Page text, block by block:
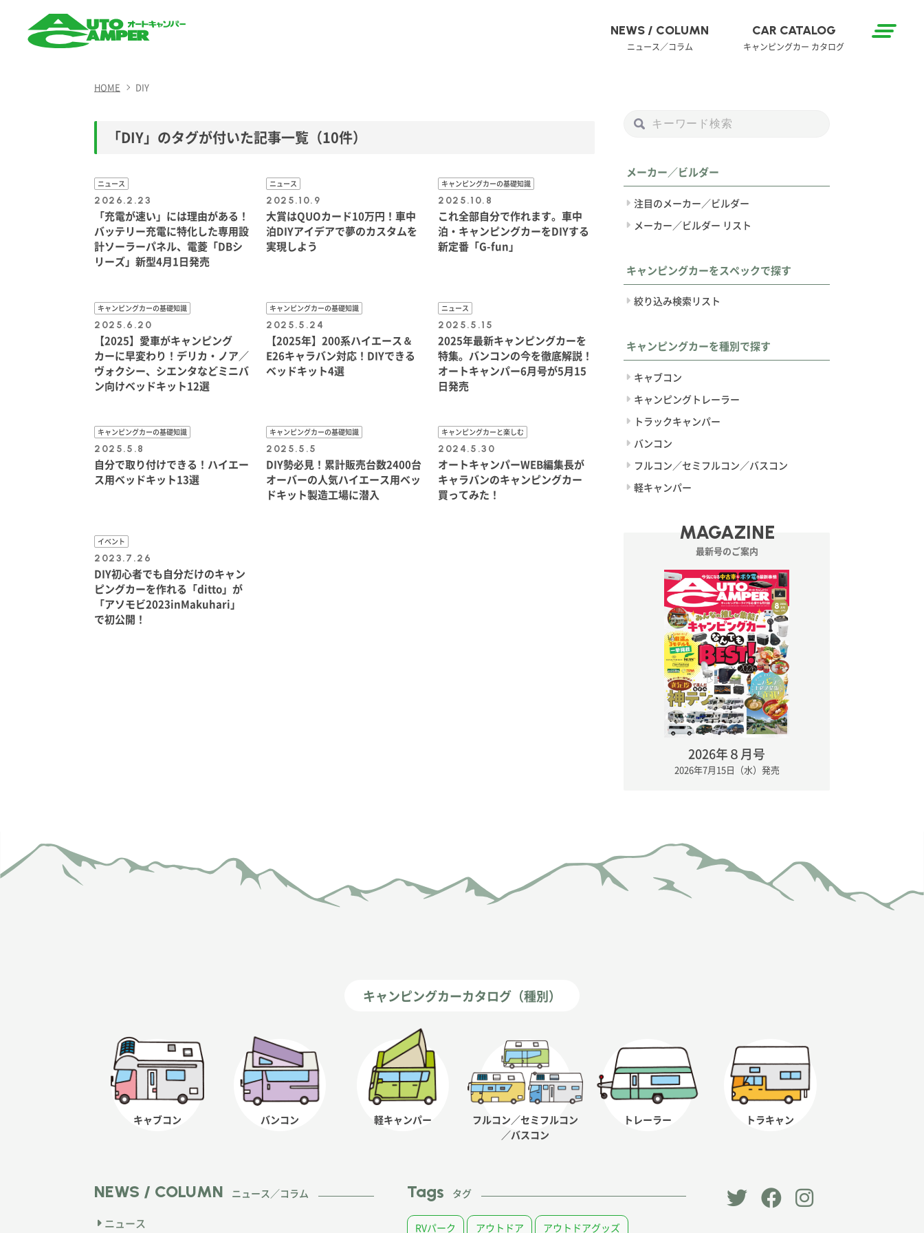
キャンパー）
NEWS / COLUMN
ニュース／コラム
CAR CATALOG
キャンピングカー カタログ
HOME DIY
「DIY」のタグが付いた記事一覧 （10件）
ニュース
2026.2.23
「充電が速い」には理由がある！
バッテリー充電に特化した専用設
計ソーラーパネル、電菱「DBシ
リーズ」新型4月1日発売
ニュース
2025.10.9
大賞はQUOカード10万円！車中
泊DIYアイデアで夢のカスタムを
実現しよう
キャンピングカーの基礎知識
2025.10.8
これ全部自分で作れます。車中
泊・キャンピングカーをDIYする
新定番「G-fun」
キャンピングカーの基礎知識
2025.6.20
【2025】愛車がキャンピング
カーに早変わり！デリカ・ノア／
ヴォクシー、シエンタなどミニバ
ン向けベッドキット12選
キャンピングカーの基礎知識
2025.5.24
【2025年】200系ハイエース＆
E26キャラバン対応！DIYできる
ベッドキット4選
ニュース
2025.5.15
2025年最新キャンピングカーを
特集。バンコンの今を徹底解説！
オートキャンパー6月号が5月15
日発売
キャンピングカーの基礎知識
2025.5.8
自分で取り付けできる！ハイエー
ス用ベッドキット13選
キャンピングカーの基礎知識
2025.5.5
DIY勢必見！累計販売台数2400台
オーバーの人気ハイエース用ベッ
ドキット製造工場に潜入
キャンピングカーと楽しむ
2024.5.30
オートキャンパーWEB編集長が
キャラバンのキャンピングカー
買ってみた！
イベント
2023.7.26
DIY初心者でも自分だけのキャン
ピングカーを作れる「ditto」が
「アソモビ2023inMakuhari」
で初公開！
メーカー／ビルダー
注目のメーカー／ビルダー
メーカー／ビルダー リスト
キャンピングカーをスペックで探す
絞り込み検索リスト
キャンピングカーを種別で探す
キャブコン
キャンピングトレーラー
トラックキャンパー
バンコン
フルコン／セミフルコン／バスコン
軽キャンパー
MAGAZINE
最新号のご案内
2026年８月号
2026年7月15日（水）発売
キャンピングカーカタログ（種別）
キャブコン バンコン 軽キャンパー
フルコン／セミフルコン
／バスコン
トレーラー トラキャン
NEWS / COLUMN ニュース／コラム
ニュース
Tags タグ
RVパーク アウトドア アウトドアグッズ